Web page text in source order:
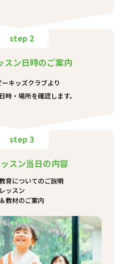
step 2
スン日時のご案内
キッズクラブより
時・場所を確認します。
step 3
スン当日の内容
育についてのご説明
ッスン
教材のご案内